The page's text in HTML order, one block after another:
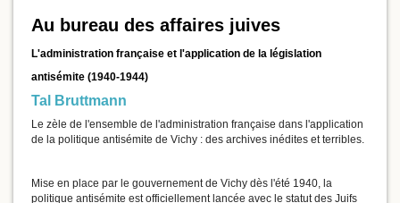
Au bureau des affaires juives
L'administration française et l'application de la législation
antisémite (1940-1944)
Tal Bruttmann
Le zèle de l'ensemble de l'administration française dans l'application
de la politique antisémite de Vichy : des archives inédites et terribles.
Mise en place par le gouvernement de Vichy dès l'été 1940, la
politique antisémite est officiellement lancée avec le statut des Juifs